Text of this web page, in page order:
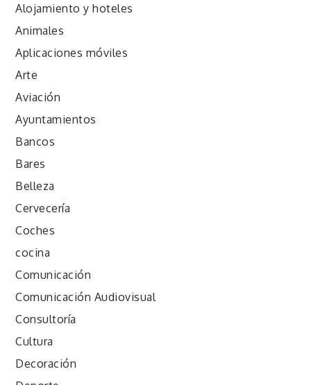
Alojamiento y hoteles
Animales
Aplicaciones móviles
Arte
Aviación
Ayuntamientos
Bancos
Bares
Belleza
Cervecería
Coches
cocina
Comunicación
Comunicación Audiovisual
Consultoría
Cultura
Decoración